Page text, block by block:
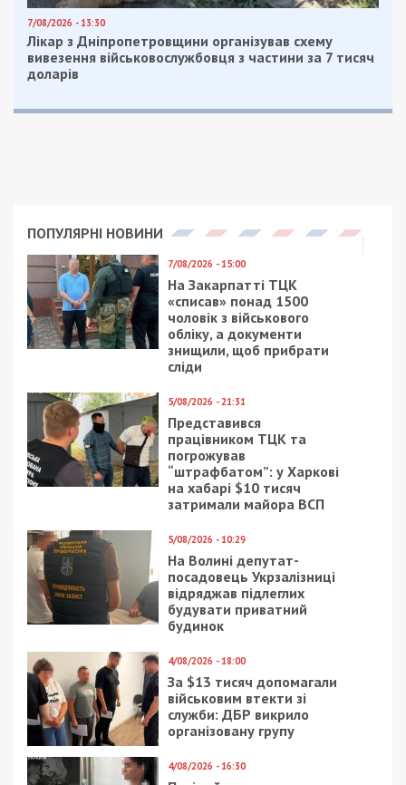
Рекламні блоки дають нам змогу
залишатися незалежними ЗМІ, а вам -
отримувати найсвіжіші новини під ними.
Приєднуйтесь також до 49000 в Google News. Слідкуйте
Читайте також
Предыдущая статья:
В центре Днепра поймали 11 змей: видео
В Днепре пассажир маршрутки ударил
водителя по голове: видео
Где отдыхают
известные люди
Днепра
врачу закончился
унижением